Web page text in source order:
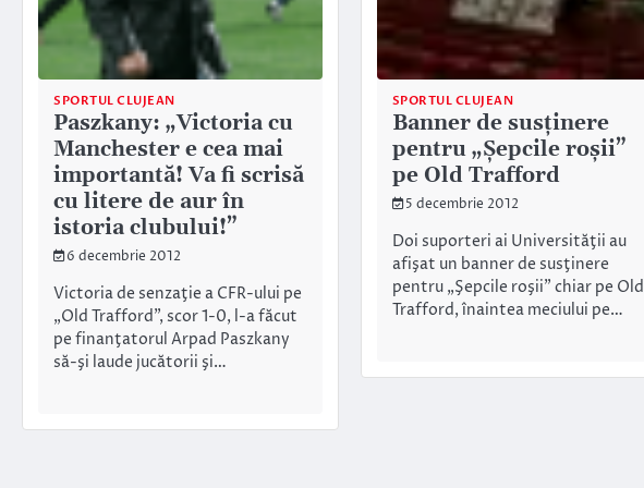
SPORTUL CLUJEAN
Paszkany: „Victoria cu
Manchester e cea mai
importantă! Va fi scrisă
cu litere de aur în
istoria clubului!”
6 decembrie 2012
Victoria de senzaţie a CFR-ului pe
„Old Trafford”, scor 1-0, l-a făcut
pe finanţatorul Arpad Paszkany
să-şi laude jucătorii şi…
SPORTUL CLUJEAN
Banner de susţinere
pentru „Şepcile roşii”
pe Old Trafford
5 decembrie 2012
Doi suporteri ai Universităţii au
afişat un banner de susţinere
pentru „Şepcile roşii” chiar pe Old
Trafford, înaintea meciului pe…